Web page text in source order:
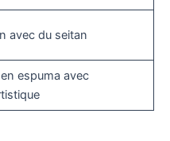
avec du seitan
espuma avec